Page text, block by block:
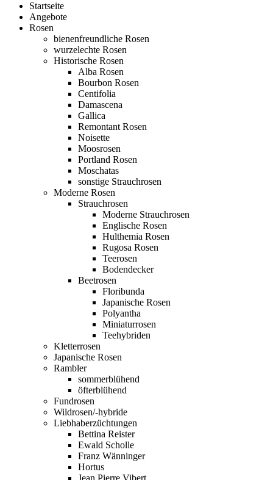
Startseite
Angebote
Rosen
bienenfreundliche Rosen
wurzelechte Rosen
Historische Rosen
Alba Rosen
Bourbon Rosen
Centifolia
Damascena
Gallica
Remontant Rosen
Noisette
Moosrosen
Portland Rosen
Moschatas
sonstige Strauchrosen
Moderne Rosen
Strauchrosen
Moderne Strauchrosen
Englische Rosen
Hulthemia Rosen
Rugosa Rosen
Teerosen
Bodendecker
Beetrosen
Floribunda
Japanische Rosen
Polyantha
Miniaturrosen
Teehybriden
Kletterrosen
Japanische Rosen
Rambler
sommerblühend
öfterblühend
Fundrosen
Wildrosen/-hybride
Liebhaberzüchtungen
Bettina Reister
Ewald Scholle
Franz Wänninger
Hortus
Jean Pierre Vibert